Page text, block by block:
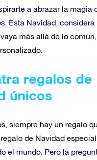
a abrazar la magia
Esta Navidad, considera
más allá de lo
regalos de
únicos
siempre hay un regalo
de Navidad
el mundo. Pero la